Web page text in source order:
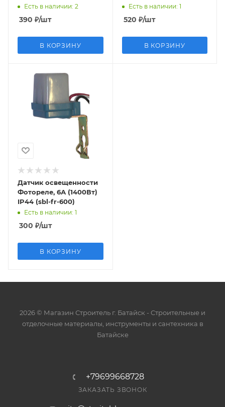
Есть в наличии: 2
390 ₽/шт
В КОРЗИНУ
602)Есть в наличии: 1
520 ₽/шт
В КОРЗИНУ
Датчик освещенности
Фотореле, 6А (1400Вт)
IP44 (sbl-fr-600)
Есть в наличии: 1
300 ₽/шт
В КОРЗИНУ
2026 © Магазин Строитель г. Батайск - Cтроительные и
отделочные материалы, инструменты и сантехника в
Батайске
+79699668728
ЗАКАЗАТЬ ЗВОНОК